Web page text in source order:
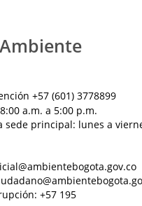
+57 (601) 3778899
a.m. a 5:00 p.m.
principal: lunes a
+57 195